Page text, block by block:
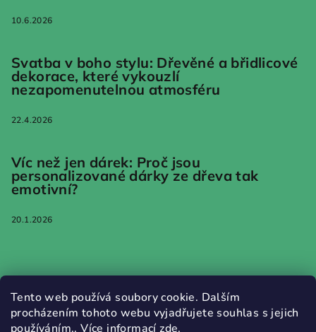
Tento web používá soubory cookie. Dalším
procházením tohoto webu vyjadřujete souhlas s jejich
používáním.. Více informacízde.
10.6.2026
Svatba v boho stylu: Dřevěné a břidlicové
dekorace, které vykouzlí
nezapomenutelnou atmosféru
22.4.2026
Víc než jen dárek: Proč jsou
personalizované dárky ze dřeva tak
emotivní?
20.1.2026
Jak nakupovat